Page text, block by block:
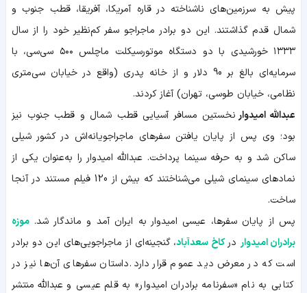
پیش به سرزمین‌های ناشناخته در قاره آمریکا، آفریقا، قطب جنوب و
شمال قدم گذاشتند. این دو برادر ماجراجو سفر کم‌نظیر خود را از سال
۱۳۳۳ خورشیدی با دو دستگاه موتورسیکلت ماچلس ۵۰۰ سی‌سی، با
سرمایه‌ای بالغ بر 90 دلار و از خانه پدری (واقع در خیابان سی‌متری
نظامی، خیابان طوسی، تهران) آغاز کردند.
عبدالله امیدوار نخستین مسافر آسیایی قطب شمال و قطب جنوب نیز
بود؛ وی پس از پایان یافتن سفرهای ماجراجویانه‌اش در کشور شیلی
ساکن شد و به حرفه سینما پرداخت. عبدالله امیدوار را به‌عنوان یکی از
نمادهای سینمای شیلی می‌شناختند که بیش از 120 فیلم مستند در آنجا
ساخت.
پس از پایان سفرها، عیسی امیدوار به ایران آمد و ماندگار شد. موزه
برادران امیدوار درکاخ سعدآباد، گنجینه‌ای از ماجراجویی‌های این دو برادر
است که در معرض دید عموم قرار دارد. داستان سفرهای آن‌ها نیز در
کتابی به نام «سفرنامه برادران امیدوار» به قلم عیسی و عبدالله منتشر